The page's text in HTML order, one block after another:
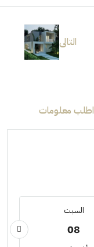
التالى
اطلب معلومات
السبت
08